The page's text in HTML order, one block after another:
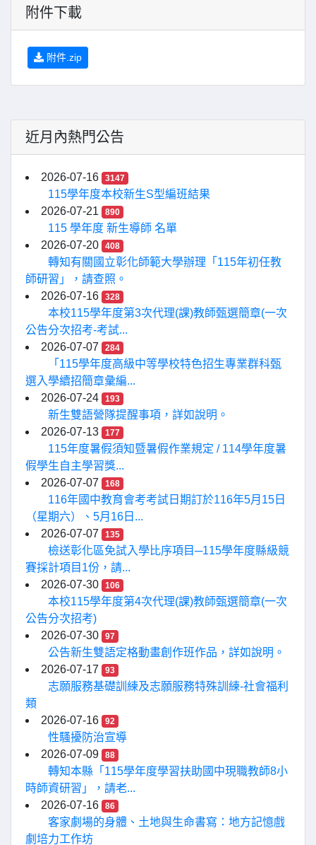
附件下載
附件.zip
近月內熱門公告
2026-07-16 3147
115學年度本校新生S型編班結果
2026-07-21
890
115 學年度 新生導師 名單
2026-07-20
408
轉知有關國立彰化師範大學辦理「115年初任教
師研習」，請查照。
2026-07-16
328
本校115學年度第3次代理(課)教師甄選簡章(一次
公告分次招考-考試...
2026-07-07
284
「115學年度高級中等學校特色招生專業群科甄
選入學續招簡章彙編...
2026-07-24
193
新生雙語營隊提醒事項，詳如說明。
2026-07-13
177
115年度暑假須知暨暑假作業規定 / 114學年度暑
假學生自主學習獎...
2026-07-07
168
116年國中教育會考考試日期訂於116年5月15日
（星期六）、5月16日...
2026-07-07
135
檢送彰化區免試入學比序項目─115學年度縣級競
賽採計項目1份，請...
2026-07-30
106
本校115學年度第4次代理(課)教師甄選簡章(一次
公告分次招考)
2026-07-30
97
公告新生雙語定格動畫創作班作品，詳如說明。
2026-07-17
93
志願服務基礎訓練及志願服務特殊訓練-社會福利
類
2026-07-16
92
性騷擾防治宣導
2026-07-09
88
轉知本縣「115學年度學習扶助國中現職教師8小
時師資研習」，請老...
2026-07-16
86
客家劇場的身體、土地與生命書寫：地方記憶戲
劇培力工作坊